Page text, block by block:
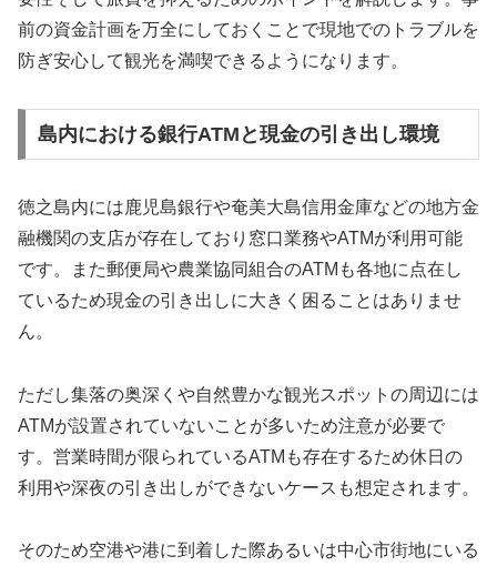
前の資金計画を万全にしておくことで現地でのトラブルを
防ぎ安心して観光を満喫できるようになります。
島内における銀行ATMと現金の引き出し環境
徳之島内には鹿児島銀行や奄美大島信用金庫などの地方金
融機関の支店が存在しており窓口業務やATMが利用可能
です。また郵便局や農業協同組合のATMも各地に点在し
ているため現金の引き出しに大きく困ることはありませ
ん。
ただし集落の奥深くや自然豊かな観光スポットの周辺には
ATMが設置されていないことが多いため注意が必要で
す。営業時間が限られているATMも存在するため休日の
利用や深夜の引き出しができないケースも想定されます。
そのため空港や港に到着した際あるいは中心市街地にいる